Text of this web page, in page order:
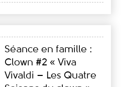
Séance en famille :
Clown #2 « Viva
Vivaldi – Les Quatre